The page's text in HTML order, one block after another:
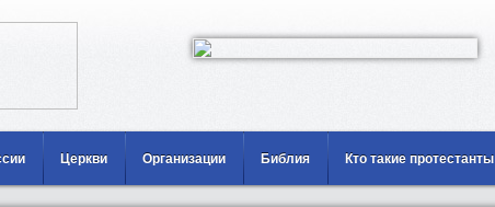
Церкви Организации Библия Кто такие протестанты